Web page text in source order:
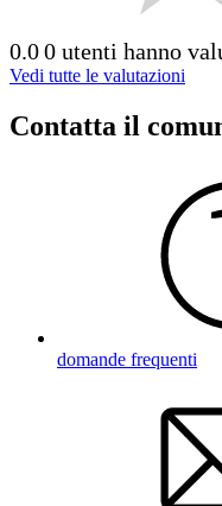
0.00 utenti hanno
Vedi tutte le valutazioni
Contatta il
domande frequenti